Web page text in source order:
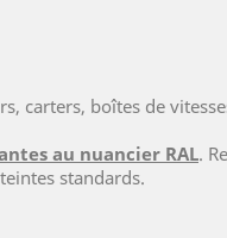
carters, boîtes de
au nuancier RAL.
standards.